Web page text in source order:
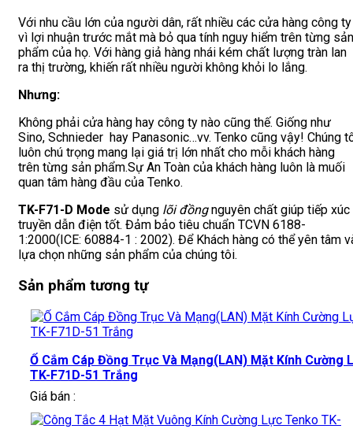
Với nhu cầu lớn của người dân, rất nhiều các cửa hàng công ty
vì lợi nhuận trước mắt mà bỏ qua tính nguy hiểm trên từng sản
phẩm của họ. Với hàng giả hàng nhái kém chất lượng tràn lan
ra thị trường, khiến rất nhiều người không khỏi lo lắng.
Nhưng:
Không phải cửa hàng hay công ty nào cũng thế. Giống như
Sino, Schnieder hay Panasonic…vv. Tenko cũng vậy! Chúng
luôn chú trọng mang lại giá trị lớn nhất cho mỗi khách hàng
trên từng sản phẩm.Sự An Toàn của khách hàng luôn là muối
quan tâm hàng đầu của Tenko.
TK-F71-D Mode sử dụng lõi đồngnguyên chất giúp tiếp xúc
truyền dẫn điện tốt. Đảm bảo tiêu chuẩn TCVN 6188-
1:2000(ICE: 60884-1 : 2002). Để Khách hàng có thể yên tâm
lựa chọn những sản phẩm của chúng tôi.
Sản phẩm tương tự
Ổ Cắm Cáp Đồng Trục Và Mạng(LAN) Mặt Kính Cường
TK-F71D-51 Trắng
Giá bán :